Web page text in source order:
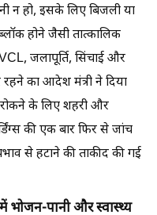
न हो, इसके लिए बिजली या
होने जैसी तात्कालिक
जलापूर्ति, सिंचाई और
का आदेश मंत्री ने दिया
के लिए शहरी और
की एक बार फिर से जांच
से हटाने की ताकीद की गई
भोजन-पानी और स्वास्थ्य